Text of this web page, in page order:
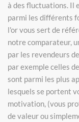
à des fluctuations. Il
parmi les différents
l'or vous sert de
notre comparateur,
par les revendeurs
par exemple celles
sont parmi les plus
lesquels se portent
motivation, (vous
de valeur ou